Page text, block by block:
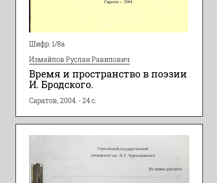
Шифр: 1/8а
Измайлов Руслан Равилович
Время и пространство в поэзии
И. Бродского.
Саратов, 2004. - 24 с.